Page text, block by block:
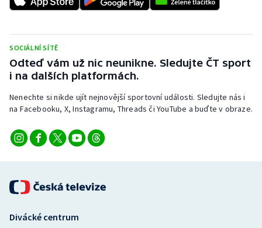
Stolní tenis
Veslování
Vodní slalom
Ostatní
SOCIÁLNÍ SÍTĚ
Odteď vám už nic neunikne. Sledujte ČT sport
i na dalších platformách.
Nenechte si nikde ujít nejnovější sportovní události. Sledujte nás i
na Facebooku, X, Instagramu, Threads či YouTube a buďte v obraze.
Divácké centrum